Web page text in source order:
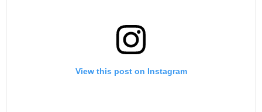
View this post on Instagram